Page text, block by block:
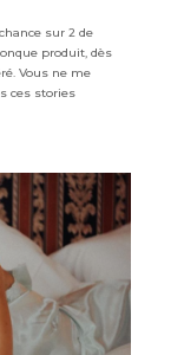
sur 2 de
produit, dès
Vous ne me
ces stories